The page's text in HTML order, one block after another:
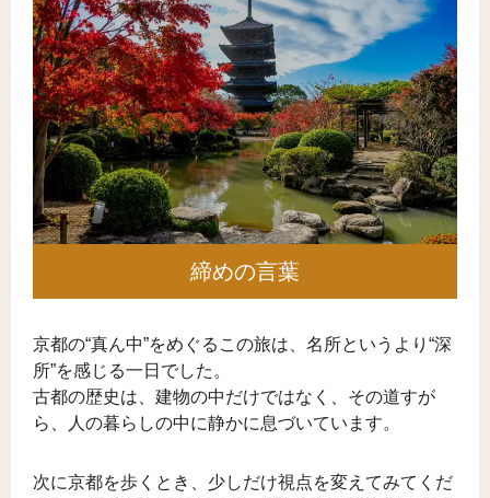
締めの言葉
京都の“真ん中”をめぐるこの旅は、名所というより“深
所”を感じる一日でした。
古都の歴史は、建物の中だけではなく、その道すが
ら、人の暮らしの中に静かに息づいています。
次に京都を歩くとき、少しだけ視点を変えてみてくだ